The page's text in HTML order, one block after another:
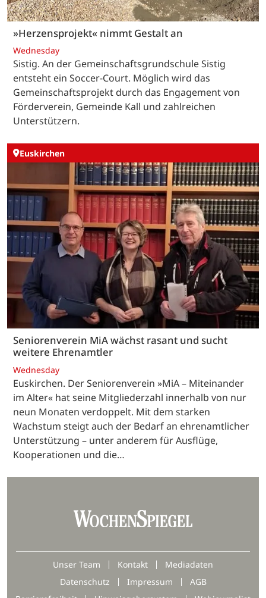
»Herzensprojekt« nimmt Gestalt an
Wednesday
Sistig. An der Gemeinschaftsgrundschule Sistig
entsteht ein Soccer-Court. Möglich wird das
Gemeinschaftsprojekt durch das Engagement von
Förderverein, Gemeinde Kall und zahlreichen
Unterstützern.
Euskirchen
Seniorenverein MiA wächst rasant und sucht
weitere Ehrenamtler
Wednesday
Euskirchen. Der Seniorenverein »MiA – Miteinander
im Alter« hat seine Mitgliederzahl innerhalb von nur
neun Monaten verdoppelt. Mit dem starken
Wachstum steigt auch der Bedarf an ehrenamtlicher
Unterstützung – unter anderem für Ausflüge,
Kooperationen und die…
Unser Team Kontakt
Mediadaten
Datenschutz
Impressum
AGB